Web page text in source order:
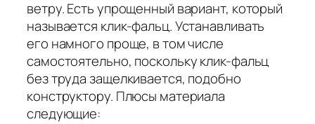
ветру. Есть упрощенный вариант, который
называется клик-фальц. Устанавливать
его намного проще, в том числе
самостоятельно, поскольку клик-фальц
без труда защелкивается, подобно
конструктору. Плюсы материала
следующие: